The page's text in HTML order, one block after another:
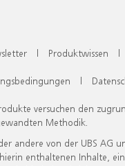
| Produktwissen |
|
versuchen den
Methodik.
von der UBS AG
enthaltenen Inhalte,